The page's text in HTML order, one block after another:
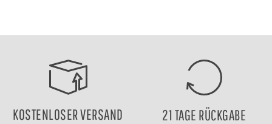
KOSTENLOSER VERSAND 21 TAGE RÜCKGABE